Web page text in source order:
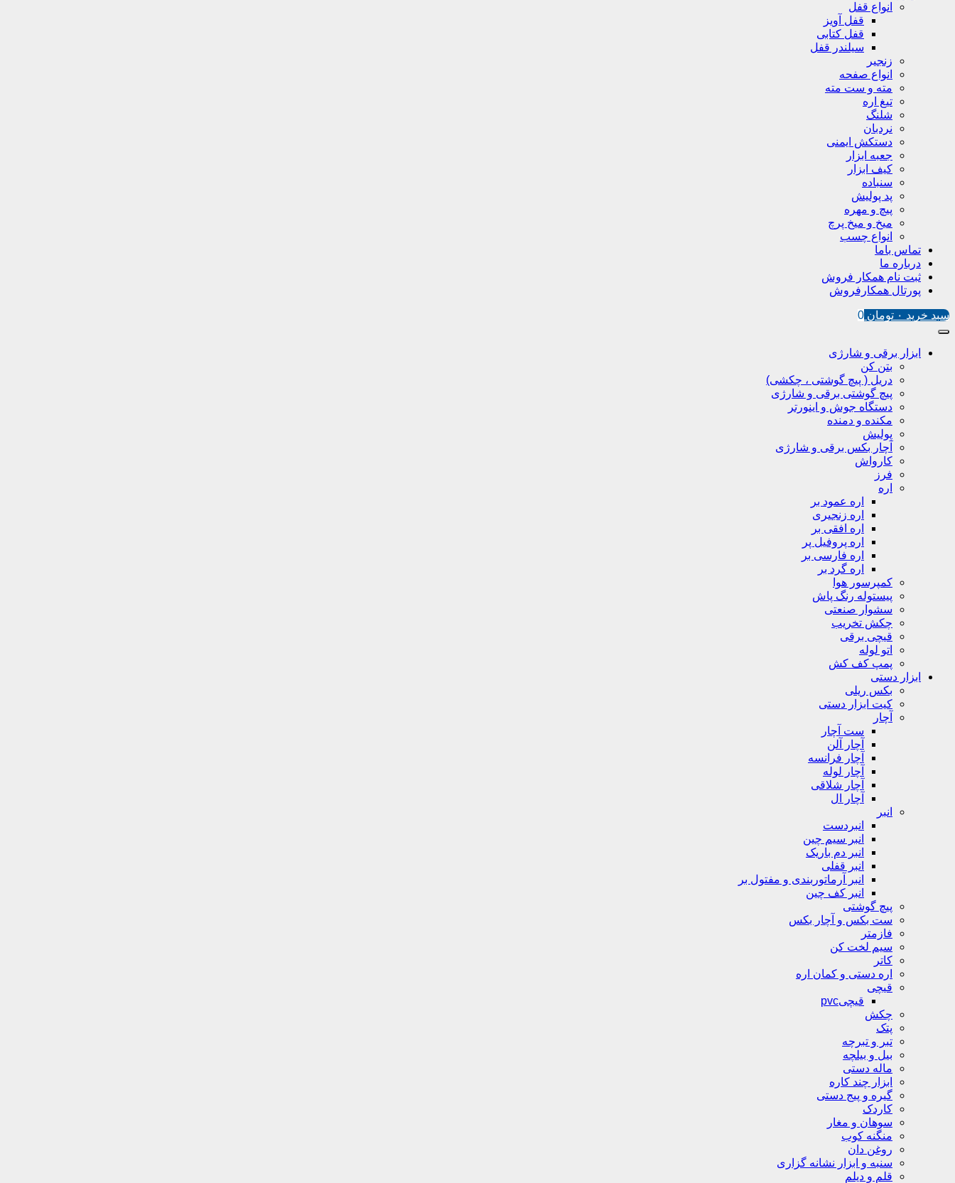
انواع قفل
قفل آویز
قفل کتابی
سیلندر قفل
زنجیر
انواع صفحه
مته و ست مته
تیغ اره
شلنگ
نردبان
دستکش ایمنی
جعبه ابزار
کیف ابزار
سنباده
پد پولیش
پیچ و مهره
میخ و میخ پرچ
انواع چسب
تماس باما
درباره ما
ثبت نام همکار فروش
پورتال همکارفروش
سبد خرید ۰ تومان 0
ابزار برقی و شارژی
بتن کن
دریل ( پیچ گوشتی ، چکشی)
پیچ گوشتی برقی و شارژی
دستگاه جوش و اینورتر
مکنده و دمنده
پولیش
آچار بکس برقی و شارژی
کارواش
فرز
اره
اره عمود بر
اره زنجیری
اره افقی بر
اره پروفیل پر
اره فارسی بر
اره گرد بر
کمپرسور هوا
پیستوله رنگ پاش
سشوار صنعتی
چکش تخریب
قیچی برقی
اتو لوله
پمپ کف کش
ابزار دستی
بکس ریلی
کیت ابزار دستی
آچار
ست آچار
آچار آلن
آچار فرانسه
آچار لوله
آچار شلاقی
آچار ال
انبر
انبردست
انبر سیم چین
انبر دم باریک
انبر قفلی
انبر آرماتوربندی و مفتول بر
انبر کف چین
پیچ گوشتی
ست بکس و آچار بکس
فازمتر
سیم لخت کن
کاتر
اره دستی و کمان اره
قیچی
قیچیpvc
چکش
پتک
تبر و تبرچه
بیل و بیلچه
ماله دستی
ابزار چند کاره
گیره و پیج دستی
کاردک
سوهان و مغار
منگنه کوب
روغن دان
سنبه و ابزار نشانه گزاری
قلم و دیلم